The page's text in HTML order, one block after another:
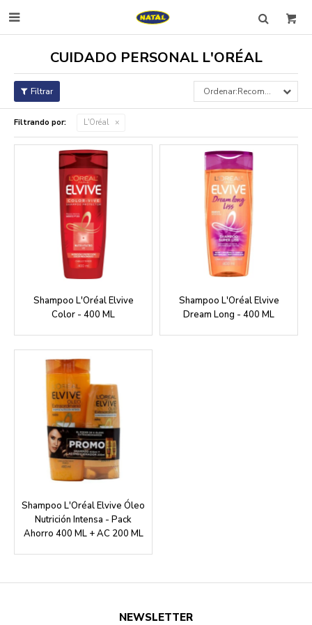

CUIDADO PERSONAL L'ORÉAL
Recomendados
Filtrando por: L'Oréal
Shampoo L'Oréal Elvive
Color - 400 ML
Shampoo L'Oréal Elvive
Dream Long - 400 ML
Shampoo L'Oréal Elvive Óleo
Nutrición Intensa - Pack
Ahorro 400 ML + AC 200 ML
NEWSLETTER